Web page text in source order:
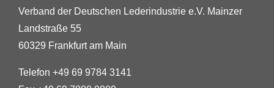
Verband der Deutschen Lederindustrie e.V. Mainzer
Landstraße 55
60329 Frankfurt am Main
Telefon +49 69 9784 3141